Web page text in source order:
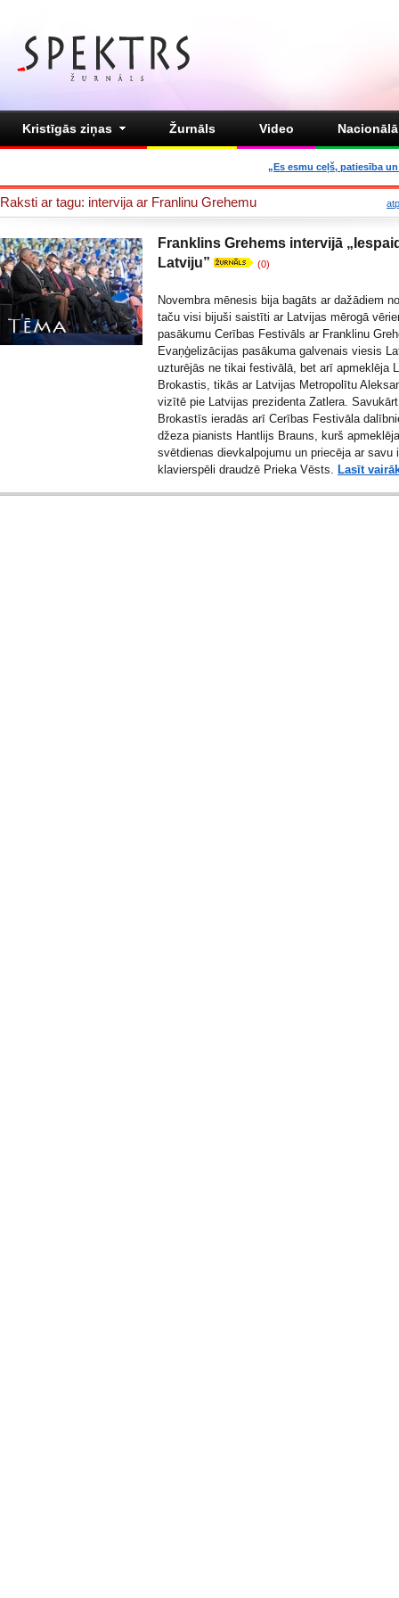
Kristīgās ziņas Žurnāls Video
„Es esmu ceļš, patiesība
Raksti ar tagu: intervija ar Franlinu Grehemu
Franklins Grehems intervijā
Latviju”
(0)
Novembra mēnesis bija bagāts ar dažādiem
taču visi bijuši saistīti ar Latvijas mērogā
pasākumu Cerības Festivāls ar Franklinu
Evaņģelizācijas pasākuma galvenais viesis
uzturējās ne tikai festivālā, bet arī apmeklēja
Brokastis, tikās ar Latvijas Metropolītu
vizītē pie Latvijas prezidenta Zatlera.
Brokastīs ieradās arī Cerības Festivāla
džeza pianists Hantlijs Brauns, kurš
svētdienas dievkalpojumu un priecēja ar savu
klavierspēli draudzē Prieka Vēsts. Lasīt